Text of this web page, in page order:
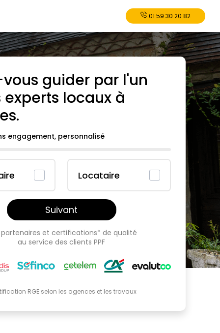
01 59 30 20 82
guider par l'un
experts locaux à
.
engagement, personnalisé
Locataire
Suivant
partenaires et certifications* de qualité
au service des clients PPF
RGE selon les agences et les travaux